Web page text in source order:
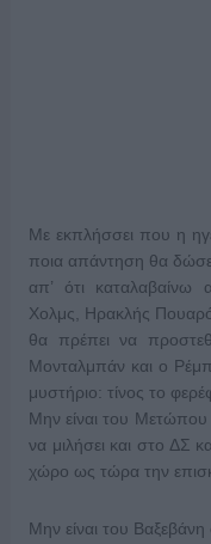
Με εκπλήσσει που η
ποια απάντηση θα
απ’ ότι καταλαβαίνω
Χολμς, Ηρακλής Πουαρό
θα πρέπει να
Μονταλμπάν και ο
μυστήριο: τίνος το
Μην είναι του Μετώπου
να μιλήσει και στο ΔΣ
χώρο ως τώρα την
Μην είναι του